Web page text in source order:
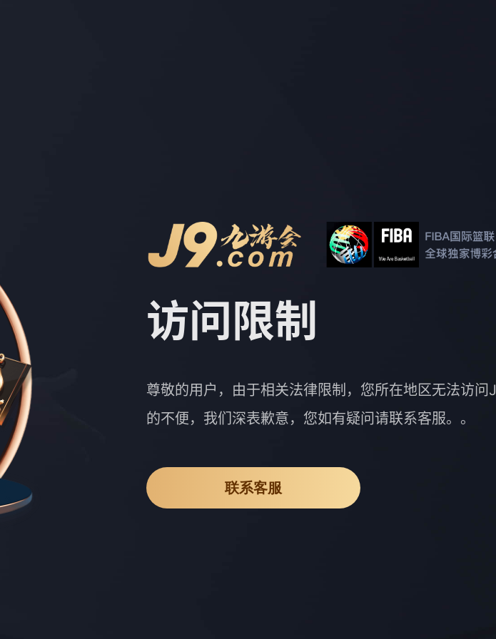
访问限制
尊敬的用户，由于相关法律限制，您所在地区无法访问
的不便，我们深表歉意，您如有疑问请联系客服。。
联系客服